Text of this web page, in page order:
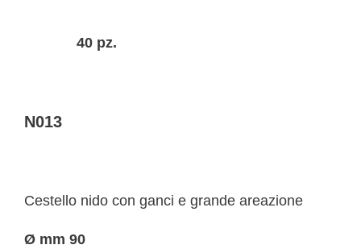
40 pz.
N013
Cestello nido con ganci e grande areazione
Ø mm 90